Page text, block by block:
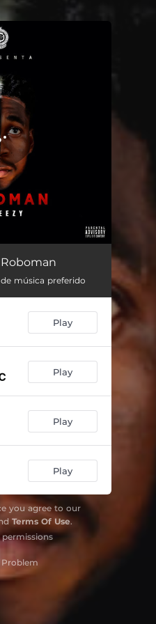
02:23
03:43
música preferido
Play
Play
Play
Play
you agree to our
Terms Of Use.